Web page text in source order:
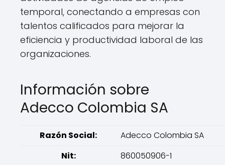
temporal, conectando a empresas con
talentos calificados para mejorar la
eficiencia y productividad laboral de las
organizaciones.
Información sobre
Adecco Colombia SA
Razón Social:
Adecco Colombia SA
Nit:
860050906-1